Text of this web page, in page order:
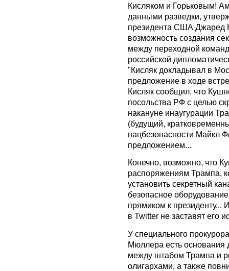
Кисляком и Горьковым!
данными разведки,
президента США Джаред
возможность создания
между переходной
российской
"Кисляк докладывал в
предложение в ходе
Кисляк сообщил, что
посольства РФ с целью
накануне инаугурации
(будущий,
нацбезопасности Майкл
предложением...
Конечно, возможно, что
распоряжениям Трампа,
установить секретный
безопасное
прямиком к президенту...
в Twitter не заставят его
У специального
Мюллера есть основания
между штабом Трампа и
олигархами, а также